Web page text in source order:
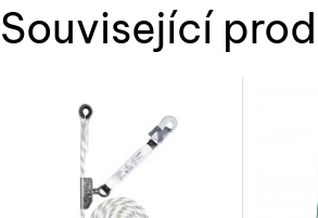
Související